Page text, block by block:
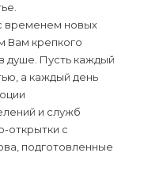
временем новых
Вам крепкого
душе. Пусть каждый
а каждый день
и служб
открытки с
подготовленные